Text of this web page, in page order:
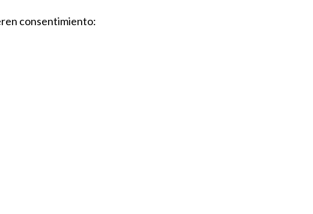
consentimiento: